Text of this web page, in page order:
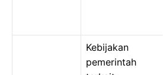
Kebijakan
pemerintah